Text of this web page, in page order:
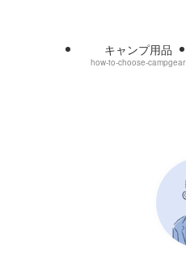
キャンプ用品
how-to-choose-campgear